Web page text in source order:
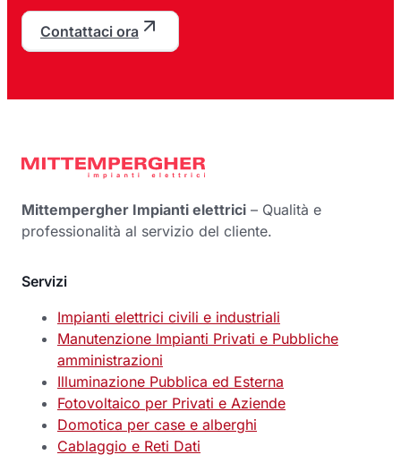
Contattaci ora
Mittempergher Impianti elettrici – Qualità e
professionalità al servizio del cliente.
Servizi
Impianti elettrici civili e industriali
Manutenzione Impianti Privati e Pubbliche
amministrazioni
Illuminazione Pubblica ed Esterna
Fotovoltaico per Privati e Aziende
Domotica per case e alberghi
Cablaggio e Reti Dati